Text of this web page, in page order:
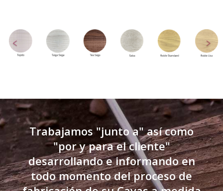
Trabajamos "junto a" así como
"por y para el cliente"
desarrollando e informando en
todo momento del proceso de